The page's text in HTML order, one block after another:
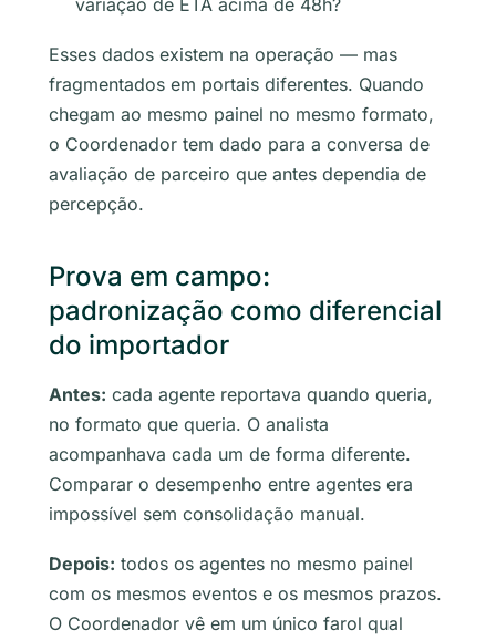
variação de ETA acima de 48h?
Esses dados existem na operação — mas
fragmentados em portais diferentes. Quando
chegam ao mesmo painel no mesmo formato,
o Coordenador tem dado para a conversa de
avaliação de parceiro que antes dependia de
percepção.
Prova em campo:
padronização como diferencial
do importador
Antes: cada agente reportava quando queria,
no formato que queria. O analista
acompanhava cada um de forma diferente.
Comparar o desempenho entre agentes era
impossível sem consolidação manual.
Depois: todos os agentes no mesmo painel
com os mesmos eventos e os mesmos prazos.
O Coordenador vê em um único farol qual